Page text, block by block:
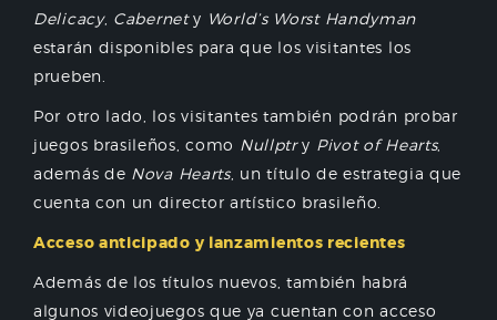
Delicacy, Cabernety World’s Worst Handyman
estarán disponibles para que los visitantes los
prueben.
Por otro lado, los visitantes también podrán probar
juegos brasileños, como Nullptry Pivot of Hearts,
además de Nova Hearts, un título de estrategia que
cuenta con un director artístico brasileño.
Acceso anticipado y lanzamientos recientes
Además de los títulos nuevos, también habrá
algunos videojuegos que ya cuentan con acceso